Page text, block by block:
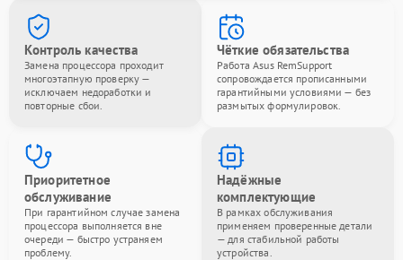
Контроль качества
Замена процессора проходит
многоэтапную проверку —
исключаем недоработки и
повторные сбои.
Чёткие обязательства
Работа Asus RemSupport
сопровождается прописанными
гарантийными условиями — без
размытых формулировок.
Приоритетное
обслуживание
При гарантийном случае замена
процессора выполняется вне
очереди — быстро устраняем
проблему.
Надёжные
комплектующие
В рамках обслуживания
применяем проверенные детали
— для стабильной работы
устройства.